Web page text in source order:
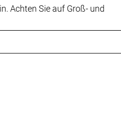
Achten Sie auf Groß- und